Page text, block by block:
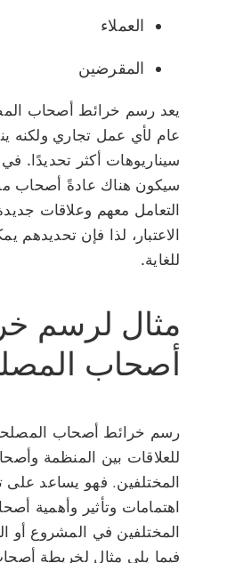
العملاء
المقرضين
يعد رسم خرائط أصحاب
عام لأي عمل تجاري ولكنه
سيناريوهات أكثر تحديدًا.
سيكون هناك عادةً أصحاب
التعامل معهم وعلاقات
الاعتبار، لذا فإن تحديدهم
للغاية.
مثال لرسم
أصحاب
رسم خرائط أصحاب
للعلاقات بين المنظمة
المختلفين. فهو يساعد على
اهتمامات وتأثير وأهمية
المختلفين في المشروع أو
فيما يلي مثال لخريطة